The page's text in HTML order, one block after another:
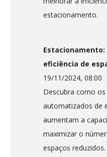
estacionamento.
Estacionamento:
eficiência de
19/11/2024, 08:00
Descubra como
automatizados de
aumentam a
maximizar o
espaços reduzidos.